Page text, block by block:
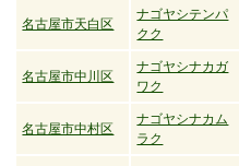
名古屋市天白区
ナゴヤシテンパ
クク
名古屋市中川区
ナゴヤシナカガ
ワク
名古屋市中村区
ナゴヤシナカム
ラク